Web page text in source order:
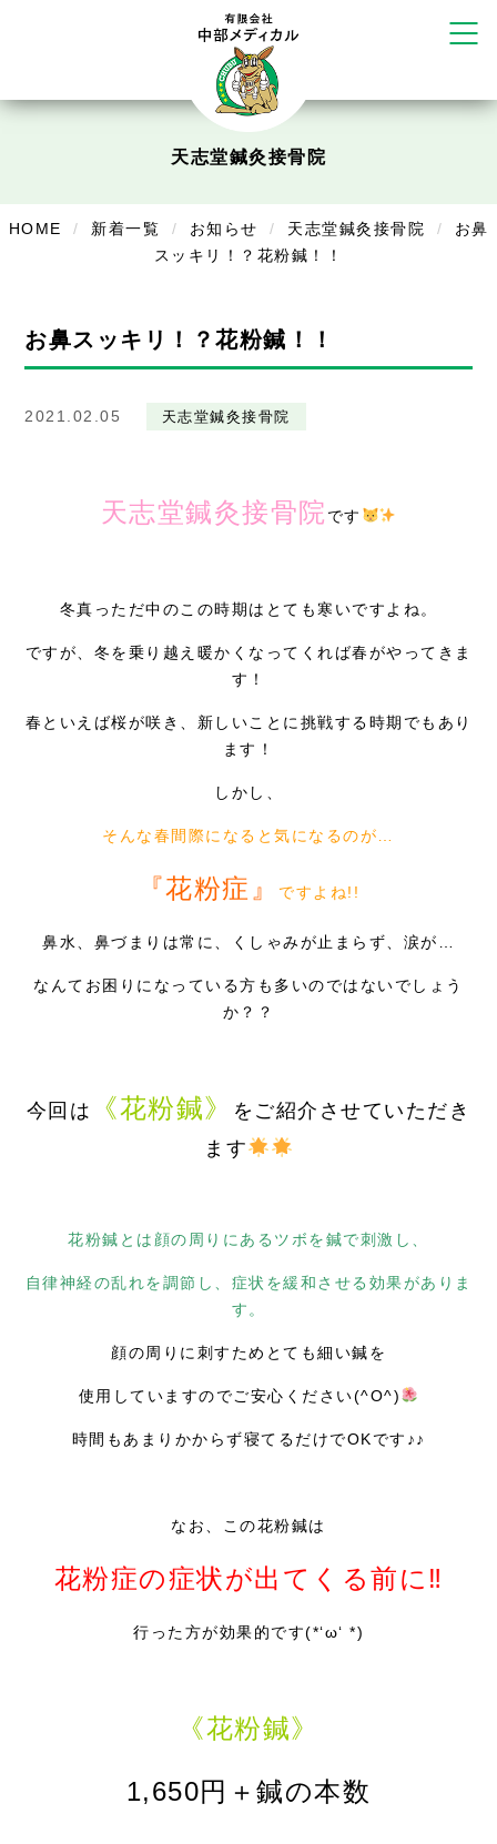
Cure
在宅訪問
美容鍼・コルギ
お知らせ
採用情報
天志堂鍼灸接骨院
HOME 新着一覧 お知らせ 天志堂鍼灸接骨院
お鼻
スッキリ！？花粉鍼！！
お鼻スッキリ！？花粉鍼！！
2021.02.05 天志堂鍼灸接骨院
天志堂鍼灸接骨院 です
冬真っただ中のこの時期はとても寒いですよね。
ですが、冬を乗り越え暖かくなってくれば春がやってきま
す！
春といえば桜が咲き、新しいことに挑戦する時期でもあり
ます！
しかし、
そんな春間際になると気になるのが…
『花粉症』 ですよね!!
鼻水、鼻づまりは常に、くしゃみが止まらず、涙が…
なんてお困りになっている方も多いのではないでしょう
か？？
今回は 《花粉鍼》
をご紹介させていただき
ます
花粉鍼とは顔の周りにあるツボを鍼で刺激し、
自律神経の乱れを調節し、症状を緩和させる効果がありま
す。
顔の周りに刺すためとても細い鍼を
使用していますのでご安心ください(^O^)
時間もあまりかからず寝てるだけでOKです♪♪
なお、この花粉鍼は
花粉症の症状が出てくる前に‼
行った方が効果的です(*‘ω‘ *)
《花粉鍼》
1,650円＋鍼の本数